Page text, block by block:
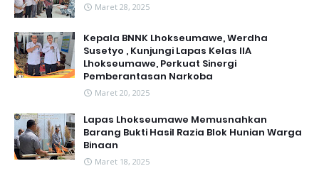
Maret 28, 2025
Kepala BNNK Lhokseumawe, Werdha
Susetyo , Kunjungi Lapas Kelas IIA
Lhokseumawe, Perkuat Sinergi
Pemberantasan Narkoba
Maret 20, 2025
Lapas Lhokseumawe Memusnahkan
Barang Bukti Hasil Razia Blok Hunian Warga
Binaan
Maret 18, 2025